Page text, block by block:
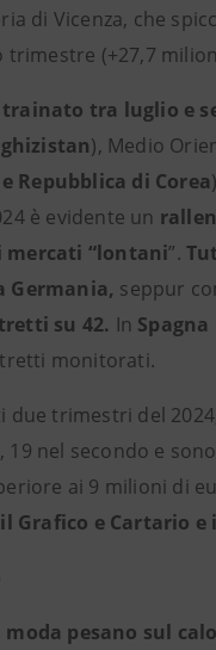
di Vicenza, che
trimestre (+27,7
tra luglio e
), Medio
Repubblica di Corea
è evidente un
mercati “lontani”.
Germania, seppur
su 42. In
monitorati.
due trimestri del
nel secondo e
ai 9 milioni di
Grafico e Cartario
pesano sul